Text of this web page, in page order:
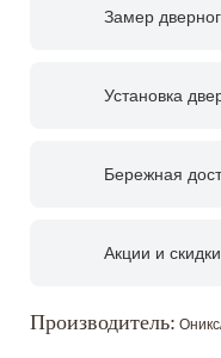
Замер
Установка
Бережная
Акции и скидки
Производитель: